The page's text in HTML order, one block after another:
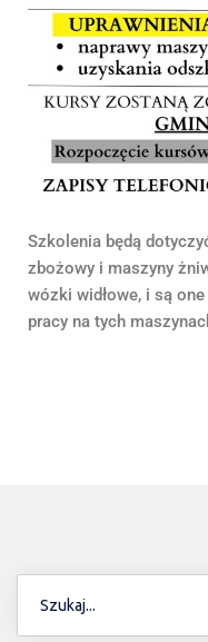
Szkolenia będą
zbożowy i maszyny
wózki widłowe, i są
pracy na tych